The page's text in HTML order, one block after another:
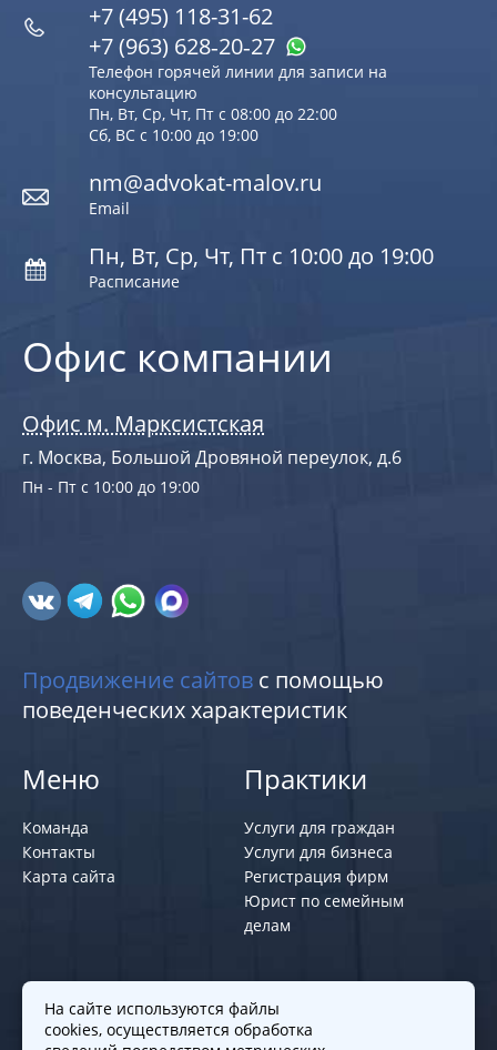
Офис компании
Офис м. Марксистская
г. Москва, Большой Дровяной переулок, д.6
Пн - Пт с 10:00 до 19:00
+7 (495) 118-31-62
+7 (963) 628‑20‑27
Телефон горячей линии для записи на
консультацию
Пн, Вт, Ср, Чт, Пт с 08:00 до 22:00
Сб, ВС с 10:00 до 19:00
nm@advokat-malov.ru
Email
Пн, Вт, Ср, Чт, Пт с 10:00 до 19:00
Расписание
Продвижение сайтов с помощью
поведенческих характеристик
Меню
Команда
Контакты
Карта сайта
Практики
Услуги для граждан
Услуги для бизнеса
Регистрация фирм
Юрист по семейным
делам
Политики и правила
На сайте используются файлы
cookies, осуществляется обработка